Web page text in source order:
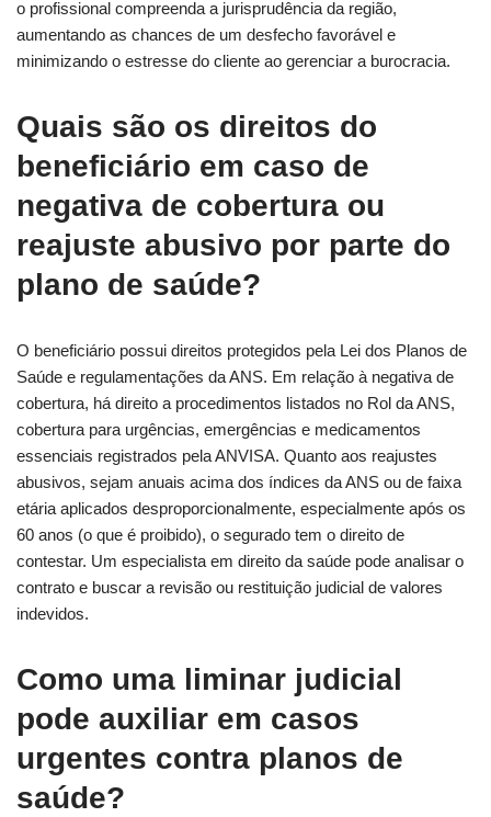
o profissional compreenda a jurisprudência da região,
aumentando as chances de um desfecho favorável e
minimizando o estresse do cliente ao gerenciar a burocracia.
Quais são os direitos do
beneficiário em caso de
negativa de cobertura ou
reajuste abusivo por parte do
plano de saúde?
O beneficiário possui direitos protegidos pela Lei dos Planos de
Saúde e regulamentações da ANS. Em relação à negativa de
cobertura, há direito a procedimentos listados no Rol da ANS,
cobertura para urgências, emergências e medicamentos
essenciais registrados pela ANVISA. Quanto aos reajustes
abusivos, sejam anuais acima dos índices da ANS ou de faixa
etária aplicados desproporcionalmente, especialmente após os
60 anos (o que é proibido), o segurado tem o direito de
contestar. Um especialista em direito da saúde pode analisar o
contrato e buscar a revisão ou restituição judicial de valores
indevidos.
Como uma liminar judicial
pode auxiliar em casos
urgentes contra planos de
saúde?